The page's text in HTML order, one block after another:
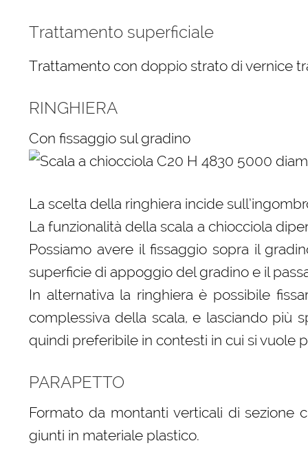
Trattamento superficiale
Trattamento con doppio strato di vernice
RINGHIERA
Con fissaggio sul gradino
La scelta della ringhiera incide
La funzionalità della scala a chiocciola
Possiamo avere il fissaggio sopra il
superficie di appoggio del gradino e il
In alternativa la ringhiera è possibile
complessiva della scala, e lasciando più
quindi preferibile in contesti in cui si vuole
PARAPETTO
Formato da montanti verticali di sezione
giunti in materiale plastico.